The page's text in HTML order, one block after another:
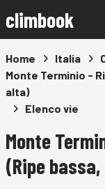
climbook
Home Italia
Monte Terminio -
alta)
Elenco vie
Monte
(Ripe